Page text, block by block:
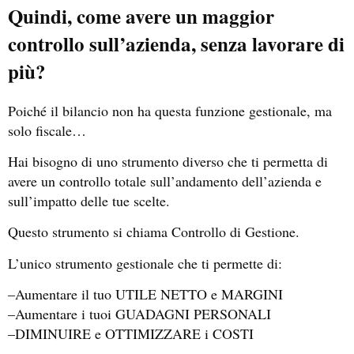
Quindi, come avere un maggior
controllo sull’azienda, senza lavorare di
più?
Poiché il bilancio non ha questa funzione gestionale, ma
solo fiscale…
Hai bisogno di uno strumento diverso che ti permetta di
avere un controllo totale sull’andamento dell’azienda e
sull’impatto delle tue scelte.
Questo strumento si chiama Controllo di Gestione.
L’unico strumento gestionale che ti permette di:
–Aumentare il tuo UTILE NETTO e MARGINI
–Aumentare i tuoi GUADAGNI PERSONALI
–DIMINUIRE e OTTIMIZZARE i COSTI